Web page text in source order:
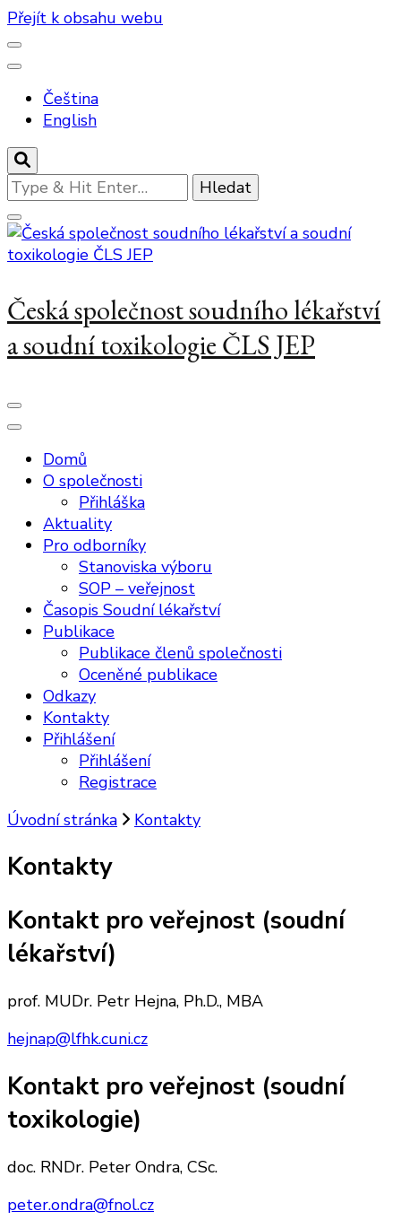
Přejít k obsahu webu
Čeština
English
Hledáte
něco
?
Česká společnost soudního lékařství
a soudní toxikologie ČLS JEP
Domů
O společnosti
Přihláška
Aktuality
Pro odborníky
Stanoviska výboru
SOP – veřejnost
Časopis Soudní lékařství
Publikace
Publikace členů společnosti
Oceněné publikace
Odkazy
Kontakty
Přihlášení
Přihlášení
Registrace
Úvodní stránka
Kontakty
Kontakty
Kontakt pro veřejnost (soudní
lékařství)
prof. MUDr. Petr Hejna, Ph.D., MBA
hejnap@lfhk.cuni.cz
Kontakt pro veřejnost (soudní
toxikologie)
doc. RNDr. Peter Ondra, CSc.
peter.ondra@fnol.cz